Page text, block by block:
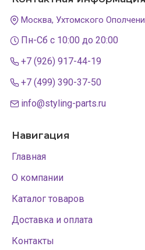
Москва, Ухтомского
Пн-Сб с 10:00 до 20:00
+7 (926) 917-44-19
+7 (499) 390-37-50
info@styling-parts.ru
Навигация
Главная
О компании
Каталог товаров
Доставка и оплата
Контакты